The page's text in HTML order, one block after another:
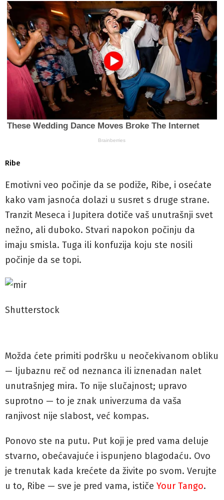
Ribe
Emotivni veo počinje da se podiže, Ribe, i osećate
kako vam jasnoća dolazi u susret s druge strane.
Tranzit Meseca i Jupitera dotiče vaš unutrašnji svet
nežno, ali duboko. Stvari napokon počinju da
imaju smisla. Tuga ili konfuzija koju ste nosili
počinje da se topi.
Shutterstock
Možda ćete primiti podršku u neočekivanom obliku
— ljubaznu reč od neznanca ili iznenadan nalet
unutrašnjeg mira. To nije slučajnost; upravo
suprotno — to je znak univerzuma da vaša
ranjivost nije slabost, već kompas.
Ponovo ste na putu. Put koji je pred vama deluje
stvarno, obećavajuće i ispunjeno blagodaću. Ovo
je trenutak kada krećete da živite po svom. Verujte
u to, Ribe — sve je pred vama, ističe Your Tango.